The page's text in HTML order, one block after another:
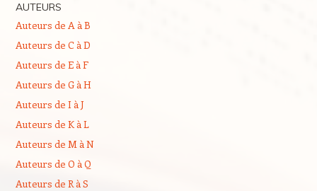
AUTEURS
Auteurs de A à B
Auteurs de C à D
Auteurs de E à F
Auteurs de G à H
Auteurs de I à J
Auteurs de K à L
Auteurs de M à N
Auteurs de O à Q
Auteurs de R à S